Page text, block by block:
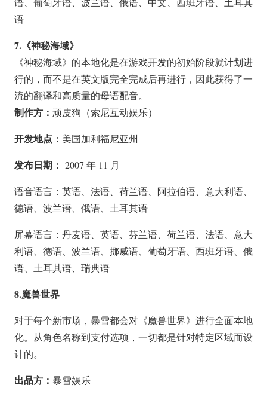
语
7.《神秘海域》
《神秘海域》的本地化是在游戏开发的初始阶段就计划进
行的，而不是在英文版完全完成后再进行，因此获得了一
流的翻译和高质量的母语配音。
制作方： 顽皮狗（索尼互动娱乐）
开发地点： 美国加利福尼亚州
发布日期： 2007 年 11 月
语音语言：英语、法语、荷兰语、阿拉伯语、意大利语、
德语、波兰语、俄语、土耳其语
屏幕语言：丹麦语、英语、芬兰语、荷兰语、法语、意大
利语、德语、波兰语、挪威语、葡萄牙语、西班牙语、俄
语、土耳其语、瑞典语
8.魔兽世界
对于每个新市场，暴雪都会对《魔兽世界》进行全面本地
化。从角色名称到支付选项，一切都是针对特定区域而设
计的。
出品方： 暴雪娱乐